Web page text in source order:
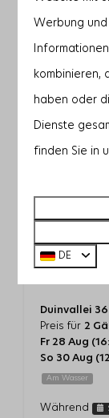
2 Nächte
3 Nächte
5 Nächte
Duinvallei
Preis für 2
Fr 28 Aug
So 30 Aug
Am Wasser
Während
Werbung
kombinieren,
haben oder
Dienste
finden Sie in
DE